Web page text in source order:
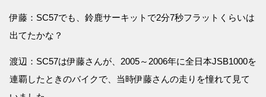
伊藤：SC57でも、鈴鹿サーキットで2分7秒フラットくらいは
出てたかな？
渡辺：SC57は伊藤さんが、2005～2006年に全日本JSB1000を
連覇したときのバイクで、当時伊藤さんの走りを憧れて見て